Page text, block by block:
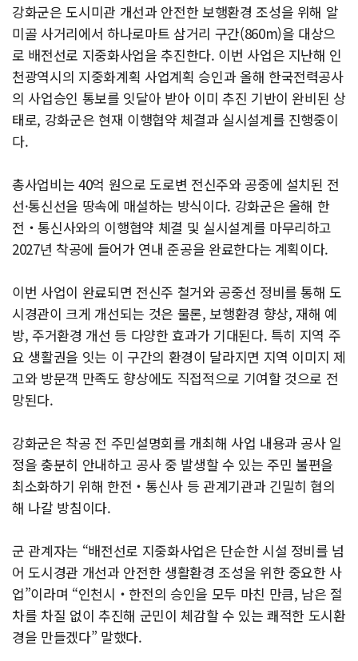
강화군은 도시미관 개선과 안전한 보행환경 조성을 위해 알
미골 사거리에서 하나로마트 삼거리 구간(860m)을 대상으
로 배전선로 지중화사업을 추진한다. 이번 사업은 지난해 인
천광역시의 지중화계획 사업계획 승인과 올해 한국전력공사
의 사업승인 통보를 잇달아 받아 이미 추진 기반이 완비된 상
태로, 강화군은 현재 이행협약 체결과 실시설계를 진행중이
다.
총사업비는 40억 원으로 도로변 전신주와 공중에 설치된 전
선·통신선을 땅속에 매설하는 방식이다. 강화군은 올해 한
전‧통신사와의 이행협약 체결 및 실시설계를 마무리하고
2027년 착공에 들어가 연내 준공을 완료한다는 계획이다.
이번 사업이 완료되면 전신주 철거와 공중선 정비를 통해 도
시경관이 크게 개선되는 것은 물론, 보행환경 향상, 재해 예
방, 주거환경 개선 등 다양한 효과가 기대된다. 특히 지역 주
요 생활권을 잇는 이 구간의 환경이 달라지면 지역 이미지 제
고와 방문객 만족도 향상에도 직접적으로 기여할 것으로 전
망된다.
강화군은 착공 전 주민설명회를 개최해 사업 내용과 공사 일
정을 충분히 안내하고 공사 중 발생할 수 있는 주민 불편을
최소화하기 위해 한전‧통신사 등 관계기관과 긴밀히 협의
해 나갈 방침이다.
군 관계자는 “배전선로 지중화사업은 단순한 시설 정비를 넘
어 도시경관 개선과 안전한 생활환경 조성을 위한 중요한 사
업”이라며 “인천시‧한전의 승인을 모두 마친 만큼, 남은 절
차를 차질 없이 추진해 군민이 체감할 수 있는 쾌적한 도시환
경을 만들겠다” 말했다.